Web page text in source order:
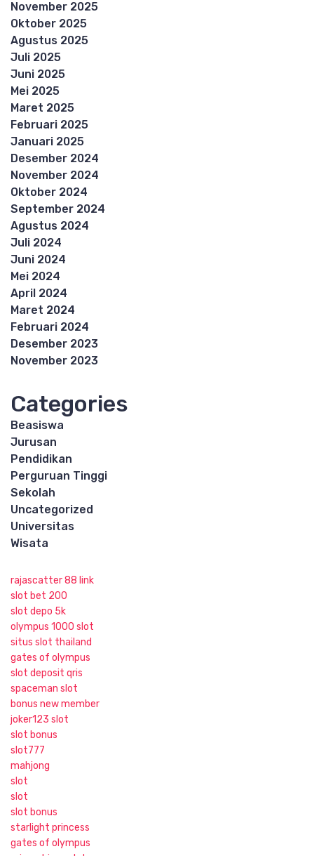
November 2025
Oktober 2025
Agustus 2025
Juli 2025
Juni 2025
Mei 2025
Maret 2025
Februari 2025
Januari 2025
Desember 2024
November 2024
Oktober 2024
September 2024
Agustus 2024
Juli 2024
Juni 2024
Mei 2024
April 2024
Maret 2024
Februari 2024
Desember 2023
November 2023
Categories
Beasiswa
Jurusan
Pendidikan
Perguruan Tinggi
Sekolah
Uncategorized
Universitas
Wisata
rajascatter 88 link
slot bet 200
slot depo 5k
olympus 1000 slot
situs slot thailand
gates of olympus
slot deposit qris
spaceman slot
bonus new member
joker123 slot
slot bonus
slot777
mahjong
slot
slot
slot bonus
starlight princess
gates of olympus